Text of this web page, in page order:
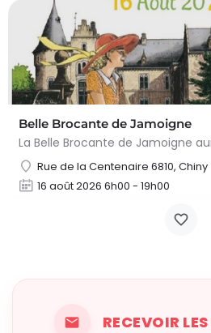
Belle Brocante de Jamoigne
Rue de la Centenaire 6810, Chiny
16 août 2026 6h00 - 19h00
RECEVOIR